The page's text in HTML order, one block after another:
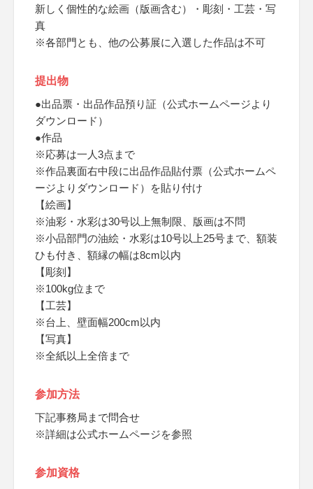
新しく個性的な絵画（版画含む）・彫刻・工芸・写
真
※各部門とも、他の公募展に入選した作品は不可
提出物
●出品票・出品作品預り証（公式ホームページより
ダウンロード）
●作品
※応募は一人3点まで
※作品裏面右中段に出品作品貼付票（公式ホームペ
ージよりダウンロード）を貼り付け
【絵画】
※油彩・水彩は30号以上無制限、版画は不問
※小品部門の油絵・水彩は10号以上25号まで、額装
ひも付き、額縁の幅は8cm以内
【彫刻】
※100kg位まで
【工芸】
※台上、壁面幅200cm以内
【写真】
※全紙以上全倍まで
参加方法
下記事務局まで問合せ
※詳細は公式ホームページを参照
参加資格